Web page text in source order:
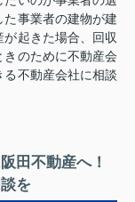
事業者の建物が建
起きた場合、回収
のために不動産会
不動産会社に相談
田不動産へ！
を